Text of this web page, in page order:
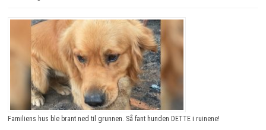
Familiens hus ble brant ned til grunnen. Så fant hunden DETTE i ruinene!